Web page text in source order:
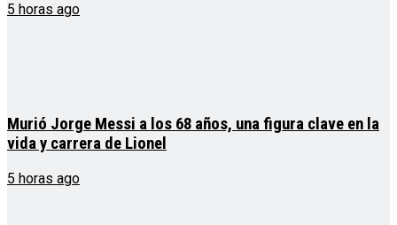
5 horas ago
Murió Jorge Messi a los 68 años, una figura clave en la
vida y carrera de Lionel
5 horas ago